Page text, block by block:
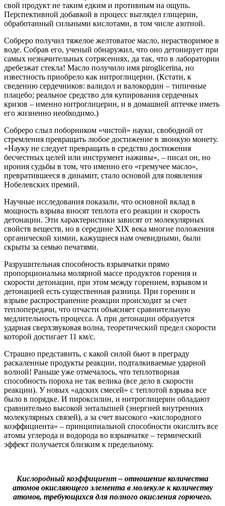
свой продукт не таким едким и противным на ощупь.
Перспективной добавкой в процесс выглядел глицерин,
обработанный сильными кислотами, в том числе азотной.
Собреро получил тяжелое желтоватое масло, нерастворимое в
воде. Собрав его, ученый обнаружил, что оно детонирует при
самых незначительных сотрясениях, да так, что в лаборатории
дребезжат стекла! Масло получило имя piroglicerina, но
известность приобрело как нитроглицерин. (Кстати, к
сведению сердечников: валидол и валокордин – типичные
плацебо; реальное средство для купирования сердечных
кризов – именно нитроглицерин, и в домашней аптечке иметь
его жизненно необходимо.)
Собреро слыл поборником «чистой» науки, свободной от
стремления превращать любое достижение в звонкую монету.
«Науку не следует превращать в средство достижения
бесчестных целей или инструмент наживы», – писал он, но
ирония судьбы в том, что именно его «гремучее масло»,
превратившееся в динамит, стало основой для появления
Нобелевских премий.
Научные исследования показали, что основной вклад в
мощность взрыва вносят теплота его реакции и скорость
детонации. Эти характеристики зависят от молекулярных
свойств веществ, но в середине XIX века многие положения
органической химии, кажущиеся нам очевидными, были
скрыты за семью печатями.
Разрушительная способность взрывчатки прямо
пропорциональна молярной массе продуктов горения и
скорости детонации, при этом между горением, взрывом и
детонацией есть существенная разница. При горении и
взрыве распространение реакции происходит за счет
теплопередачи, что отчасти объясняет сравнительную
медлительность процесса. А при детонации образуется
ударная сверхзвуковая волна, теоретический предел скорости
которой достигает 11 км/с.
Страшно представить, с какой силой бьют в преграду
раскаленные продукты реакции, подталкиваемые ударной
волной! Раньше уже отмечалось, что теплотворная
способность пороха не так велика (все дело в скорости
реакции). У новых «адских смесей» с теплотой взрыва все
было в порядке. И пироксилин, и нитроглицерин обладают
сравнительно высокой энтальпией (энергией внутренних
молекулярных связей), а за счет высокого «кислородного
коэффициента» – принципиальной способности окислить все
атомы углерода и водорода во взрывчатке – термический
эффект получается близким к предельному.
Кислородный коэффициент– отношение количества
атомов окисляющего элемента в молекуле к количеству
атомов, требующихся для полного окисления горючего.